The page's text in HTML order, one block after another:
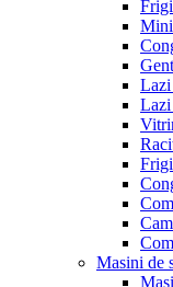
Masini de